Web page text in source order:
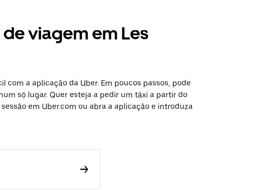
viagem em Les
a aplicação da Uber. Em poucos passos, pode
só lugar. Quer esteja a pedir um táxi a partir do
em Uber.com ou abra a aplicação e introduza